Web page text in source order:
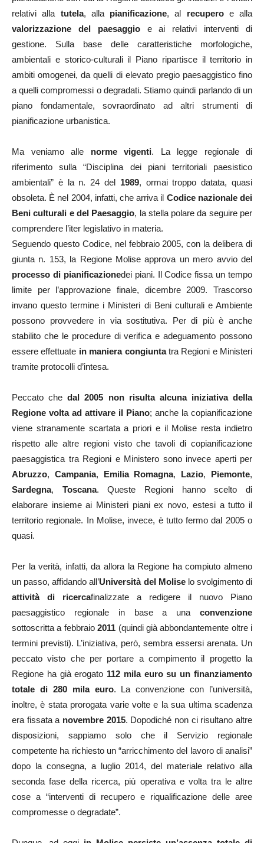
relativi alla tutela, alla pianificazione, al recuperoe alla
valorizzazione del paesaggioe ai relativi interventi di
gestione. Sulla base delle caratteristiche morfologiche,
ambientali e storico-culturali il Piano ripartisce il territorio in
ambiti omogenei, da quelli di elevato pregio paesaggistico fino
a quelli compromessi o degradati. Stiamo quindi parlando di un
piano fondamentale, sovraordinato ad altri strumenti di
pianificazione urbanistica.
Ma veniamo alle norme vigenti. La legge regionale di
riferimento sulla “Disciplina dei piani territoriali paesistico
ambientali” è la n. 24 del 1989, ormai troppo datata, quasi
obsoleta. È nel 2004, infatti, che arriva il Codice nazionale dei
Beni culturali e del Paesaggio, la stella polare da seguire per
comprendere l’iter legislativo in materia.
Seguendo questo Codice, nel febbraio 2005, con la delibera di
giunta n. 153, la Regione Molise approva un mero avvio del
processo di pianificazionedei piani. Il Codice fissa un tempo
limite per l’approvazione finale, dicembre 2009. Trascorso
invano questo termine i Ministeri di Beni culturali e Ambiente
possono provvedere in via sostitutiva. Per di più è anche
stabilito che le procedure di verifica e adeguamento possono
essere effettuate in maniera congiuntatra Regioni e Ministeri
tramite protocolli d’intesa.
Peccato chedal 2005 non risulta alcuna iniziativa della
Regione volta ad attivare il Piano; anche la copianificazione
viene stranamente scartata a priori e il Molise resta indietro
rispetto alle altre regioni visto che tavoli di copianificazione
paesaggistica tra Regioni e Ministero sono invece aperti per
Abruzzo, Campania, Emilia Romagna, Lazio, Piemonte,
Sardegna, Toscana. Queste Regioni hanno scelto di
elaborare insieme ai Ministeri piani ex novo, estesi a tutto il
territorio regionale. In Molise, invece, è tutto fermo dal 2005 o
quasi.
Per la verità, infatti, da allora la Regione ha compiuto almeno
un passo, affidando all’Università del Moliselo svolgimento di
attività di ricercafinalizzate a redigere il nuovo Piano
paesaggistico regionale in base a una convenzione
sottoscritta a febbraio2011 (quindi già abbondantemente oltre i
termini previsti). L’iniziativa, però, sembra essersi arenata. Un
peccato visto che per portare a compimento il progetto la
Regione ha già erogato 112 mila euro su un finanziamento
totale di 280 mila euro. La convenzione con l’università,
inoltre, è stata prorogata varie volte e la sua ultima scadenza
era fissata a novembre 2015. Dopodiché non ci risultano altre
disposizioni, sappiamo solo che il Servizio regionale
competente ha richiesto un “arricchimento del lavoro di analisi”
dopo la consegna, a luglio 2014, del materiale relativo alla
seconda fase della ricerca, più operativa e volta tra le altre
cose a “interventi di recupero e riqualificazione delle aree
compromesse o degradate”.